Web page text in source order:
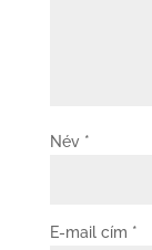
Név *
E-mail cím *